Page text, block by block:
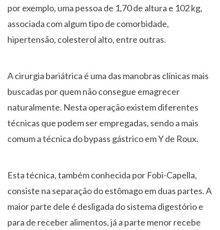
por exemplo, uma pessoa de 1,70 de altura e 102 kg,
associada com algum tipo de comorbidade,
hipertensão, colesterol alto, entre outras.
A cirurgia bariátrica é uma das manobras clínicas mais
buscadas por quem não consegue emagrecer
naturalmente. Nesta operação existem diferentes
técnicas que podem ser empregadas, sendo a mais
comum a técnica do bypass gástrico em Y de Roux.
Esta técnica, também conhecida por Fobi-Capella,
consiste na separação do estômago em duas partes. A
maior parte dele é desligada do sistema digestório e
para de receber alimentos, já a parte menor recebe